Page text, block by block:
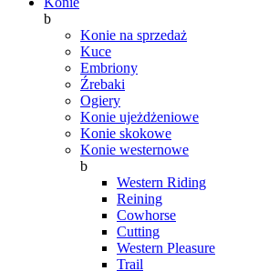
b
Konie na sprzedaż
Kuce
Embriony
Źrebaki
Ogiery
Konie ujeżdżeniowe
Konie skokowe
Konie westernowe
b
Western Riding
Reining
Cowhorse
Cutting
Western Pleasure
Trail